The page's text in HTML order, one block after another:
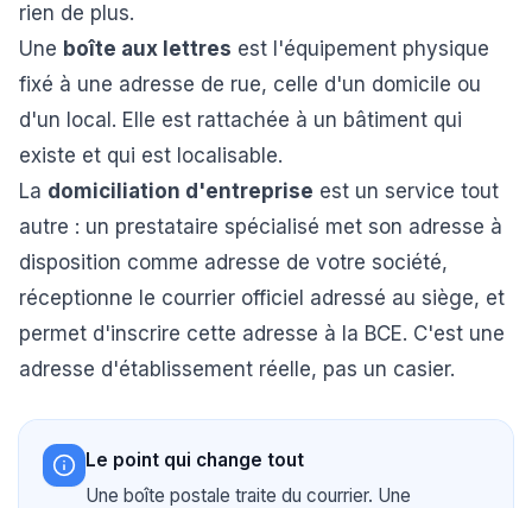
rien de plus.
Une boîte aux lettres est l'équipement physique
fixé à une adresse de rue, celle d'un domicile ou
d'un local. Elle est rattachée à un bâtiment qui
existe et qui est localisable.
La domiciliation d'entreprise est un service tout
autre : un prestataire spécialisé met son adresse à
disposition comme adresse de votre société,
réceptionne le courrier officiel adressé au siège, et
permet d'inscrire cette adresse à la BCE. C'est une
adresse d'établissement réelle, pas un casier.
Le point qui change tout
Une boîte postale traite du courrier. Une